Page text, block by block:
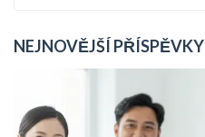
NEJNOVĚJŠÍ PŘÍSPĚVKY